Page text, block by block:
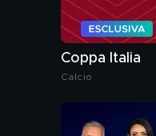
Coppa Italia
Calcio